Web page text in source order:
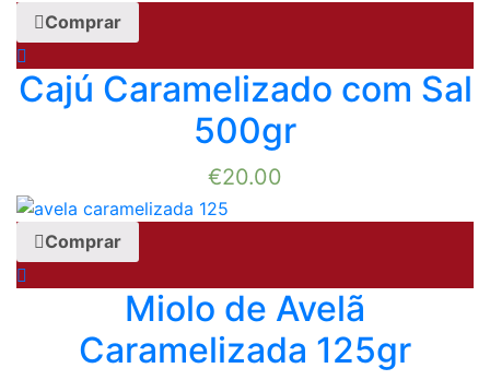
Comprar
Cajú Caramelizado com Sal
500gr
€20.00
Comprar
Miolo de Avelã
Caramelizada 125gr